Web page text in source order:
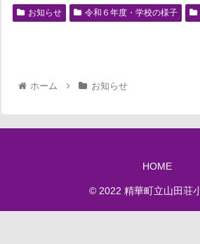
お知らせ 令和６年度・学校の様子
ホーム お知らせ
HOME
© 2022 精華町立山田荘